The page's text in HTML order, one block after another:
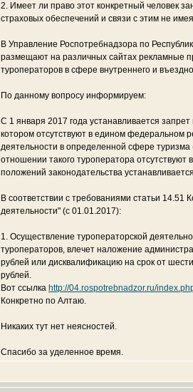
2. Имеет ли право этот конкретный человек
страховых обеспечений и связи с этим не
В Управление Роспотребнадзора по
размещают на различных сайтах рекламные
туроператоров в сфере внутреннего и
По данному вопросу информируем:
С 1 января 2017 года устанавливается
котором отсутствуют в едином федеральном
деятельности в определенной сфере
отношении такого туроператора
положений законодательства
В соответствии с требованиями статьи
деятельности" (с 01.01.2017):
1. Осуществление туроператорской
туроператоров, влечет наложение
рублей или дисквалификацию на срок от
рублей.
Вот ссылка http://04.rospotrebnadzor.ru/
Конкретно по Алтаю.
Никаких тут нет неясностей.
Спасибо за уделенное время.